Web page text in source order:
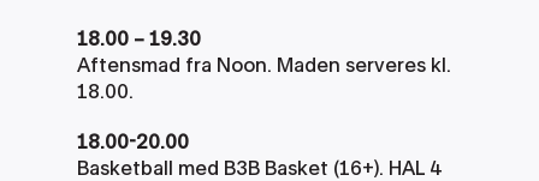
18.00 – 19.30
Aftensmad fra Noon. Maden serveres kl.
18.00.
18.00-20.00
Basketball med B3B Basket (16+). HAL 4